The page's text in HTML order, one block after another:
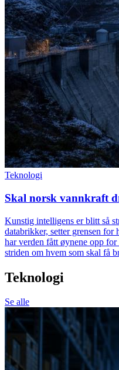
Teknologi
Skal norsk vannkraft
Kunstig intelligens er blitt så
databrikker, setter grensen
har verden fått øynene opp
striden om hvem som skal få
Teknologi
Se alle